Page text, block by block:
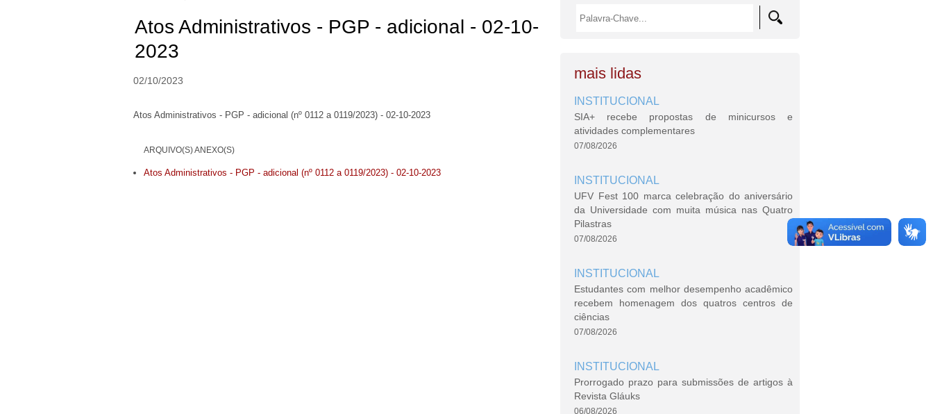
Atos Administrativos - PGP - adicional - 02-10-
2023
02/10/2023
Atos Administrativos - PGP - adicional (nº 0112 a 0119/2023) - 02-10-2023
ARQUIVO(S) ANEXO(S)
Atos Administrativos - PGP - adicional (nº 0112 a 0119/2023) - 02-10-2023
mais lidas
INSTITUCIONAL
SIA+ recebe propostas de minicursos e
atividades complementares
07/08/2026
INSTITUCIONAL
UFV Fest 100 marca celebração do aniversário
da Universidade com muita música nas Quatro
Pilastras
07/08/2026
INSTITUCIONAL
Estudantes com melhor desempenho acadêmico
recebem homenagem dos quatros centros de
ciências
07/08/2026
INSTITUCIONAL
Prorrogado prazo para submissões de artigos à
Revista Gláuks
06/08/2026